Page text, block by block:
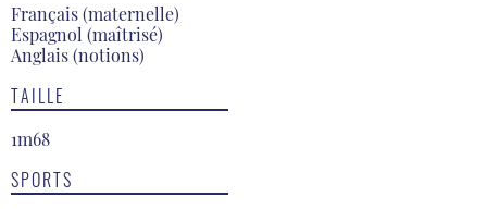
Français (maternelle)
Espagnol (maîtrisé)
Anglais (notions)
TAILLE
1m68
SPORTS